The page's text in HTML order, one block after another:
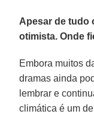
Apesar de tudo
otimista. Onde
Embora muitos
dramas ainda
lembrar e
climática é um